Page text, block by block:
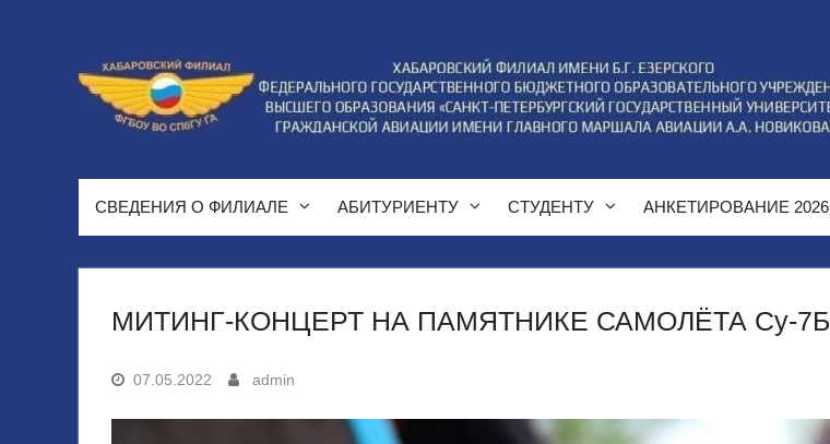
СВЕДЕНИЯ О ФИЛИАЛЕ АБИТУРИЕНТУ СТУДЕНТУ АНКЕТИРОВАНИЕ 2026
МИТИНГ-КОНЦЕРТ НА ПАМЯТНИКЕ САМОЛЁТА Су-7Б
07.05.2022 admin